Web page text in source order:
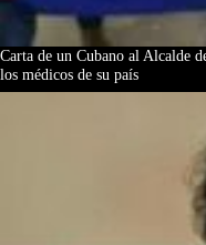
Carta de un Cubano al Alcalde
los médicos de su país